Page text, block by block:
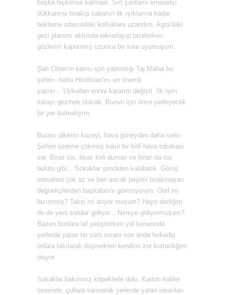
başka hiçkimse kalmadı. Sırt çantamı emanetçi
dükkanına bırakıp sabahın ilk ışıklarına kadar
bekleme odasındaki koltuklara uzandım. Agra'daki
gezi planımı aklımda tekrarlayıp tazelerken
gözlerim kapanmış uzunca bir süre uyumuşum.
Şah Cihan'ın karısı için yaptırdığı Taj Mahal bu
şehrin -hatta Hindistan'ın- en önemli
yapısı... Uykudan sonra kararım değişti.
İlk işim
sarayı gezmek olacak. Bunun için önce yerleşecek
bir yer bulmalıyım.
Burası ülkenin kuzeyi, hava güneyden daha serin.
Şehrin üzerine çökmüş kalın bir kirli hava tabakası
var. Biraz sis, biraz kirli duman ve biraz da toz
bulutu gibi... Sokaklar şimdiden kalabalık. Görüş
mesafesi çok az ve ben ancak peşimi bırakmayan
değnekçilerden başkalarını görmüyorum. Otel mi
lazımmış? Taksi mi arıyor muşum? Hayır dediğim
de de yeni sorular geliyor... Nereye gidiyormuşum?
Bazen bunlara laf yetiştirirken yol kenarında
yerlerde yatan bir sürü insanı son anda ferkedip
onlara takılarak düşmekten kendimi zor kurtardığım
oluyor.
Sokaklar bakımsız köpeklerle dolu. Karton koliler
üzerinde, çullara sarınarak yerlerde yatan insanları